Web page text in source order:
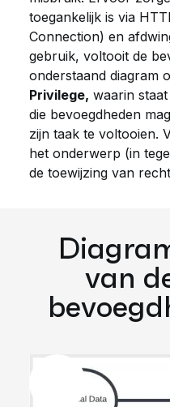
toegankelijk is via
Connection) en
gebruik, voltooit de
onderstaand diagram
Privilege, waarin
die bevoegdheden
zijn taak te voltooien.
het onderwerp (in
de toewijzing van
van